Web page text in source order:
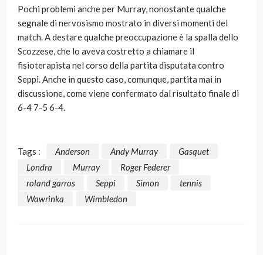
Pochi problemi anche per Murray, nonostante qualche
segnale di nervosismo mostrato in diversi momenti del
match. A destare qualche preoccupazione è la spalla dello
Scozzese, che lo aveva costretto a chiamare il
fisioterapista nel corso della partita disputata contro
Seppi. Anche in questo caso, comunque, partita mai in
discussione, come viene confermato dal risultato finale di
6-4 7-5 6-4.
Tags : Anderson Andy Murray
Gasquet
Londra
Murray
Roger Federer
roland garros
Seppi Simon
tennis
Wawrinka
Wimbledon